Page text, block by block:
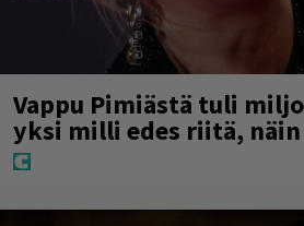
Vappu Pimiästä tuli
yksi milli edes riitä,